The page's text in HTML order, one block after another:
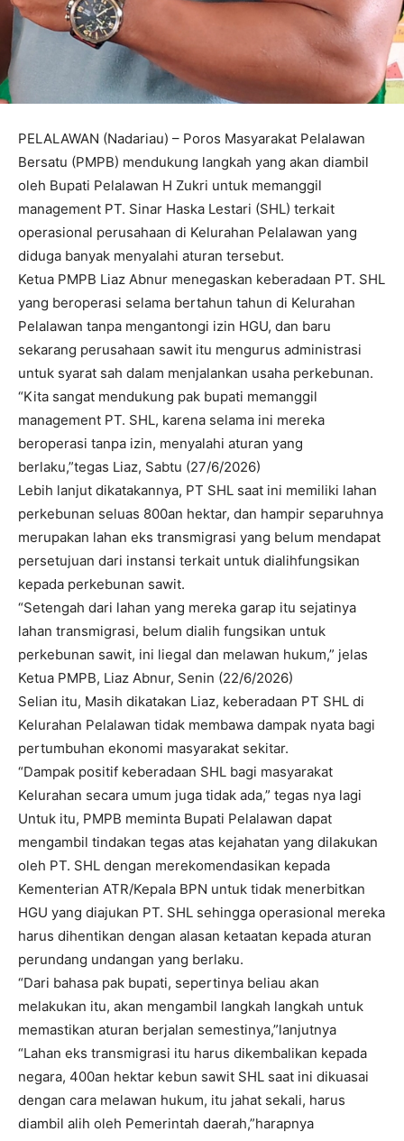
PELALAWAN (Nadariau) – Poros Masyarakat Pelalawan
Bersatu (PMPB) mendukung langkah yang akan diambil
oleh Bupati Pelalawan H Zukri untuk memanggil
management PT. Sinar Haska Lestari (SHL) terkait
operasional perusahaan di Kelurahan Pelalawan yang
diduga banyak menyalahi aturan tersebut.
Ketua PMPB Liaz Abnur menegaskan keberadaan PT. SHL
yang beroperasi selama bertahun tahun di Kelurahan
Pelalawan tanpa mengantongi izin HGU, dan baru
sekarang perusahaan sawit itu mengurus administrasi
untuk syarat sah dalam menjalankan usaha perkebunan.
“Kita sangat mendukung pak bupati memanggil
management PT. SHL, karena selama ini mereka
beroperasi tanpa izin, menyalahi aturan yang
berlaku,”tegas Liaz, Sabtu (27/6/2026)
Lebih lanjut dikatakannya, PT SHL saat ini memiliki lahan
perkebunan seluas 800an hektar, dan hampir separuhnya
merupakan lahan eks transmigrasi yang belum mendapat
persetujuan dari instansi terkait untuk dialihfungsikan
kepada perkebunan sawit.
“Setengah dari lahan yang mereka garap itu sejatinya
lahan transmigrasi, belum dialih fungsikan untuk
perkebunan sawit, ini liegal dan melawan hukum,” jelas
Ketua PMPB, Liaz Abnur, Senin (22/6/2026)
Selian itu, Masih dikatakan Liaz, keberadaan PT SHL di
Kelurahan Pelalawan tidak membawa dampak nyata bagi
pertumbuhan ekonomi masyarakat sekitar.
“Dampak positif keberadaan SHL bagi masyarakat
Kelurahan secara umum juga tidak ada,” tegas nya lagi
Untuk itu, PMPB meminta Bupati Pelalawan dapat
mengambil tindakan tegas atas kejahatan yang dilakukan
oleh PT. SHL dengan merekomendasikan kepada
Kementerian ATR/Kepala BPN untuk tidak menerbitkan
HGU yang diajukan PT. SHL sehingga operasional mereka
harus dihentikan dengan alasan ketaatan kepada aturan
perundang undangan yang berlaku.
“Dari bahasa pak bupati, sepertinya beliau akan
melakukan itu, akan mengambil langkah langkah untuk
memastikan aturan berjalan semestinya,”lanjutnya
“Lahan eks transmigrasi itu harus dikembalikan kepada
negara, 400an hektar kebun sawit SHL saat ini dikuasai
dengan cara melawan hukum, itu jahat sekali, harus
diambil alih oleh Pemerintah daerah,”harapnya